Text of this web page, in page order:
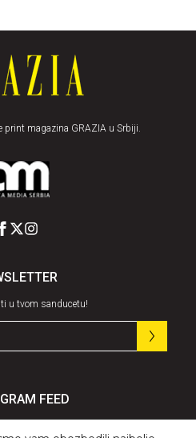
print magazina GRAZIA u Srbiji.
u tvom sanducetu!
FEED